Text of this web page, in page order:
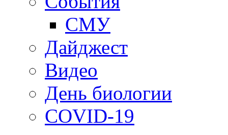
СМУ
Дайджест
Видео
День биологии
COVID-19